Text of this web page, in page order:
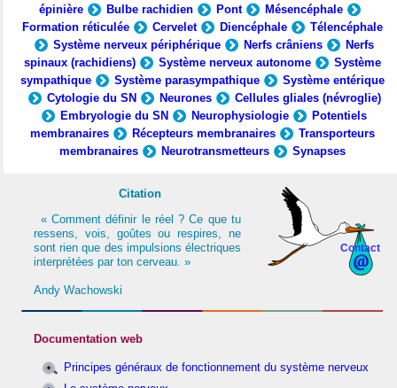
épinière
Bulbe rachidien Pont
Mésencéphale
Formation réticulée
Cervelet Diencéphale
Télencéphale
Système nerveux périphérique
Nerfs crâniens
Nerfs
spinaux (rachidiens)
Système nerveux autonome
Système
sympathique
Système parasympathique
Système entérique
Cytologie du SN
Neurones
Cellules gliales (névroglie)
Embryologie du SN
Neurophysiologie
Potentiels
membranaires
Récepteurs membranaires
Transporteurs
membranaires
Neurotransmetteurs Synapses
Contact
Citation
« Comment définir le réel ? Ce que tu
ressens, vois, goûtes ou respires, ne
sont rien que des impulsions électriques
interprétées par ton cerveau. »
Andy Wachowski
Documentation web
Principes généraux de fonctionnement du système nerveux